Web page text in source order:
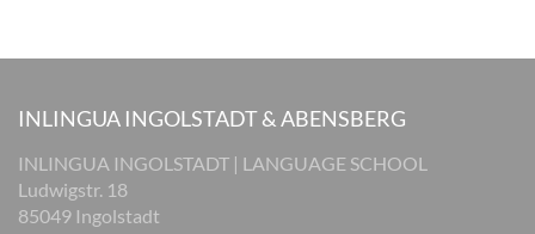
INLINGUA INGOLSTADT & ABENSBERG
INLINGUA INGOLSTADT | LANGUAGE SCHOOL
Ludwigstr. 18
85049 Ingolstadt